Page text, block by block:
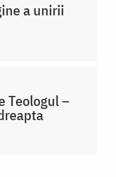
a unirii
Teologul –